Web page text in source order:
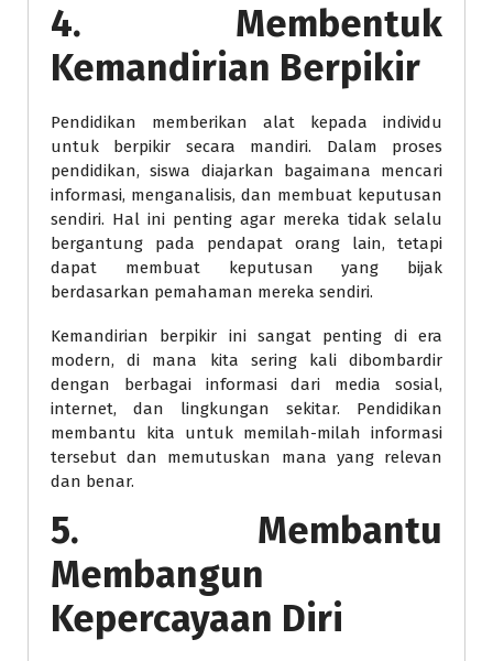
4. Membentuk
Kemandirian Berpikir
Pendidikan memberikan alat kepada individu
untuk berpikir secara mandiri. Dalam proses
pendidikan, siswa diajarkan bagaimana mencari
informasi, menganalisis, dan membuat keputusan
sendiri. Hal ini penting agar mereka tidak selalu
bergantung pada pendapat orang lain, tetapi
dapat membuat keputusan yang bijak
berdasarkan pemahaman mereka sendiri.
Kemandirian berpikir ini sangat penting di era
modern, di mana kita sering kali dibombardir
dengan berbagai informasi dari media sosial,
internet, dan lingkungan sekitar. Pendidikan
membantu kita untuk memilah-milah informasi
tersebut dan memutuskan mana yang relevan
dan benar.
5. Membantu
Membangun
Kepercayaan Diri